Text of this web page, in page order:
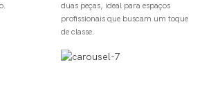
duas peças, ideal para espaços
profissionais que buscam um toque
de classe.